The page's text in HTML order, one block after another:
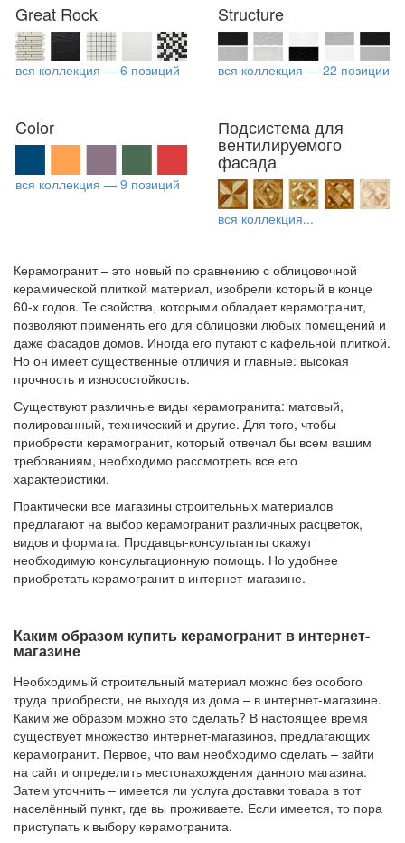
Great Rock
вся коллекция — 6 позиций
Structure
вся коллекция — 22 позиции
Color
вся коллекция — 9 позиций
Подсистема для
вентилируемого
фасада
вся коллекция...
Керамогранит – это новый по сравнению с облицовочной
керамической плиткой материал, изобрели который в конце
60-х годов. Те свойства, которыми обладает керамогранит,
позволяют применять его для облицовки любых помещений и
даже фасадов домов. Иногда его путают с кафельной плиткой.
Но он имеет существенные отличия и главные: высокая
прочность и износостойкость.
Существуют различные виды керамогранита: матовый,
полированный, технический и другие. Для того, чтобы
приобрести керамогранит, который отвечал бы всем вашим
требованиям, необходимо рассмотреть все его
характеристики.
Практически все магазины строительных материалов
предлагают на выбор керамогранит различных расцветок,
видов и формата. Продавцы-консультанты окажут
необходимую консультационную помощь. Но удобнее
приобретать керамогранит в интернет-магазине.
Каким образом купить керамогранит в интернет-
магазине
Необходимый строительный материал можно без особого
труда приобрести, не выходя из дома – в интернет-магазине.
Каким же образом можно это сделать? В настоящее время
существует множество интернет-магазинов, предлагающих
керамогранит. Первое, что вам необходимо сделать – зайти
на сайт и определить местонахождения данного магазина.
Затем уточнить – имеется ли услуга доставки товара в тот
населённый пункт, где вы проживаете. Если имеется, то пора
приступать к выбору керамогранита.